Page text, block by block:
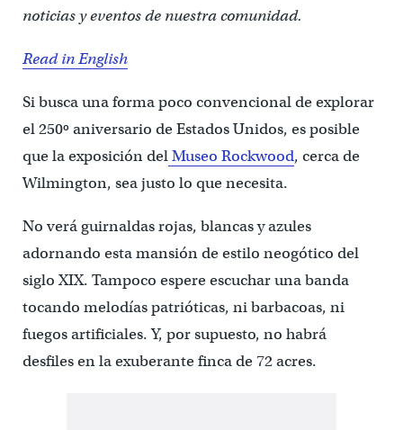
noticias y eventos de nuestra comunidad.
Read in English
Si busca una forma poco convencional de explorar
el 250º aniversario de Estados Unidos, es posible
que la exposición delMuseo Rockwood, cerca de
Wilmington, sea justo lo que necesita.
No verá guirnaldas rojas, blancas y azules
adornando esta mansión de estilo neogótico del
siglo XIX. Tampoco espere escuchar una banda
tocando melodías patrióticas, ni barbacoas, ni
fuegos artificiales. Y, por supuesto, no habrá
desfiles en la exuberante finca de 72 acres.